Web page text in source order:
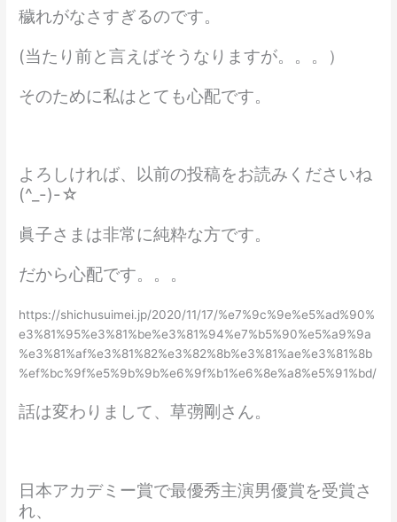
穢れがなさすぎるのです。
(当たり前と言えばそうなりますが。。。）
そのために私はとても心配です。
よろしければ、以前の投稿をお読みくださいね
(^_-)-☆
眞子さまは非常に純粋な方です。
だから心配です。。。
https://shichusuimei.jp/2020/11/17/%e7%9c%9e%e5%ad%90%
e3%81%95%e3%81%be%e3%81%94%e7%b5%90%e5%a9%9a
%e3%81%af%e3%81%82%e3%82%8b%e3%81%ae%e3%81%8b
%ef%bc%9f%e5%9b%9b%e6%9f%b1%e6%8e%a8%e5%91%bd/
話は変わりまして、草彅剛さん。
日本アカデミー賞で最優秀主演男優賞を受賞さ
れ、